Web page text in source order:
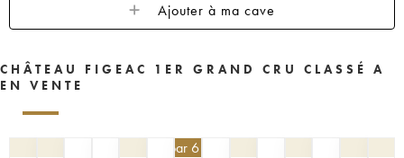
Ajouter à ma cave
CHÂTEAU FIGEAC 1ER GRAND CRU CLASSÉ A
EN VENTE
par 6 | -10%